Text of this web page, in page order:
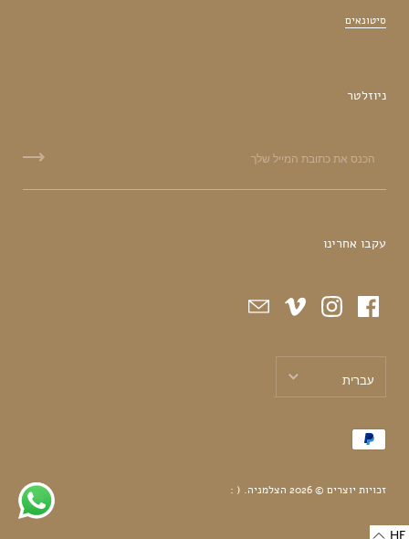
סיטונאים
ניוזלטר
עקבו אחרינו
עברית
זכויות יוצרים © 2026 הצלמניה.
( :